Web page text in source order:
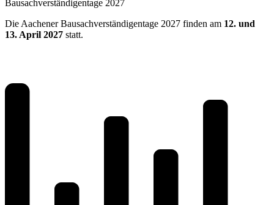
Bausachverständigentage 2027
Die Aachener Bausachverständigentage 2027 finden am 12. und
13. April 2027 statt.